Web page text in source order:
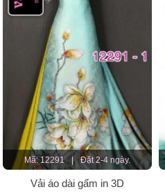
Mã: 12291 | Đặt 2-4 ngày.
Vải áo dài gấm in 3D